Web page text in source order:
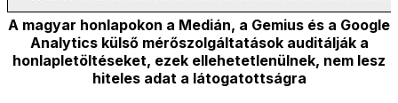
A magyar honlapokon a Medián, a Gemius és a Google
Analytics külső mérőszolgáltatások auditálják a
honlapletöltéseket, ezek ellehetetlenülnek, nem lesz
hiteles adat a látogatottságra